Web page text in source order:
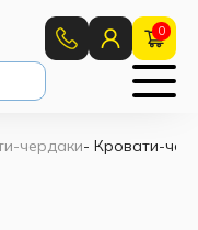
0
чердаки- Кровати-